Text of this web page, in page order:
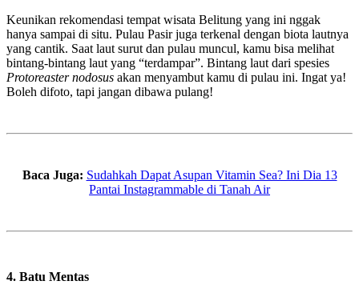
Keunikan rekomendasi tempat wisata Belitung yang ini nggak
hanya sampai di situ. Pulau Pasir juga terkenal dengan biota lautnya
yang cantik. Saat laut surut dan pulau muncul, kamu bisa melihat
bintang-bintang laut yang “terdampar”. Bintang laut dari spesies
Protoreaster nodosus akan menyambut kamu di pulau ini. Ingat ya!
Boleh difoto, tapi jangan dibawa pulang!
Baca Juga: Sudahkah Dapat Asupan Vitamin Sea? Ini Dia 13
Pantai Instagrammable di Tanah Air
4. Batu Mentas